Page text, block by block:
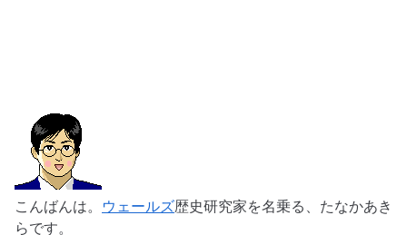
こんばんは。 ウェールズ歴史研究家を名乗る、たなかあき
らです。